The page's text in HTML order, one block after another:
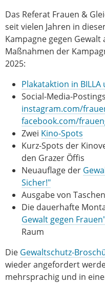
Das Referat Frauen &
seit vielen Jahren in
Kampagne gegen
Maßnahmen der
2025:
Plakataktion in BILLA
Social-Media-
instagram.com/
facebook.com/
Zwei Kino-Spots
Kurz-Spots der
den Grazer Öffis
Neuauflage der
Sicher!"
Ausgabe von
Die dauerhafte
Gewalt gegen
Raum
Die Gewaltschutz-
wieder angefordert
mehrsprachig und in